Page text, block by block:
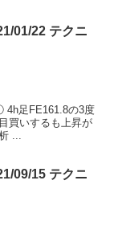
01/22 テクニ
4h足FE161.8の3度
買いするも上昇が
...
09/15 テクニ